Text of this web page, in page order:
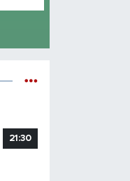
21:30